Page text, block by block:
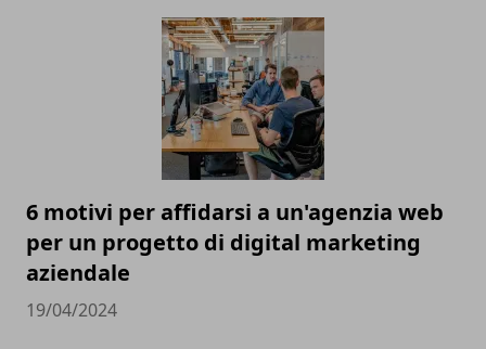
6 motivi per affidarsi a un'agenzia web
per un progetto di digital marketing
aziendale
19/04/2024